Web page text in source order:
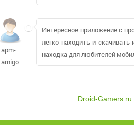
apm-
amigo
Интересное приложение с
легко находить и
находка для любителей
Droid-Gamers.ru